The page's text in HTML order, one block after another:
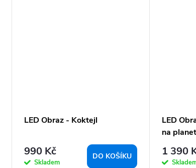
LED Obraz - Koktejl
990 Kč
Skladem
DO KOŠÍKU
LED
na
1 390